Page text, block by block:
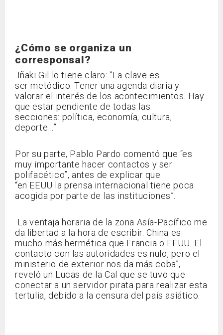
¿Cómo se organiza un
corresponsal?
Iñaki Gil lo tiene claro: “La clave es
ser metódico. Tener una agenda diaria y
valorar el interés de los acontecimientos. Hay
que estar pendiente de todas las
secciones: política, economía, cultura,
deporte…”
Por su parte, Pablo Pardo comentó que “es
muy importante hacer contactos y ser
polifacético”, antes de explicar que
“en EEUU la prensa internacional tiene poca
acogida por parte de las instituciones”.
La ventaja horaria de la zona Asía-Pacífico me
da libertad a la hora de escribir. China es
mucho más hermética que Francia o EEUU. El
contacto con las autoridades es nulo, pero el
ministerio de exterior nos da más coba”,
reveló un Lucas de la Cal que se tuvo que
conectar a un servidor pirata para realizar esta
tertulia, debido a la censura del país asiático.